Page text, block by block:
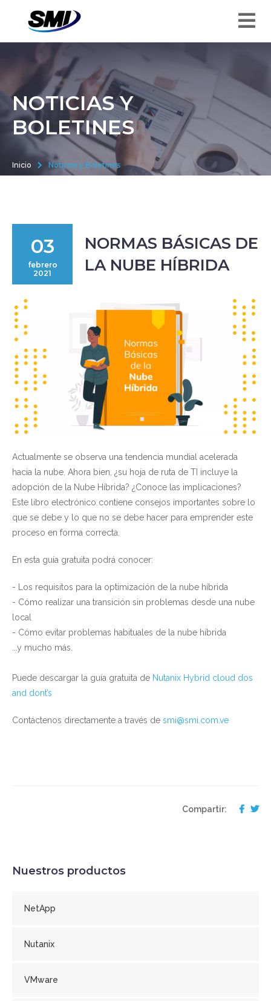
NOTICIAS Y
BOLETINES
Inicio Noticias y Boletines
03
febrero
2021
NORMAS BÁSICAS DE
LA NUBE HÍBRIDA
Actualmente se observa una tendencia mundial acelerada
hacia la nube. Ahora bien, ¿su hoja de ruta de TI incluye la
adopción de la Nube Híbrida? ¿Conoce las implicaciones?
Este libro electrónico contiene consejos importantes sobre lo
que se debe y lo que no se debe hacer para emprender este
proceso en forma correcta.
En esta guía gratuita podrá conocer:
- Los requisitos para la optimización de la nube híbrida
- Cómo realizar una transición sin problemas desde una nube
local
- Cómo evitar problemas habituales de la nube híbrida
...y mucho más.
Puede descargar la guía gratuita de Nutanix Hybrid cloud dos
and dont’s
Contáctenos directamente a través de smi@smi.com.ve
Compartir:
Nuestros productos
NetApp
Nutanix
VMware